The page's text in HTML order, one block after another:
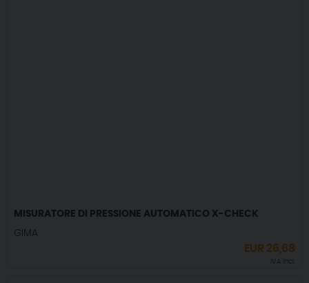
MISURATORE DI PRESSIONE AUTOMATICO X-CHECK
GIMA
EUR 26,68
IVA incl.